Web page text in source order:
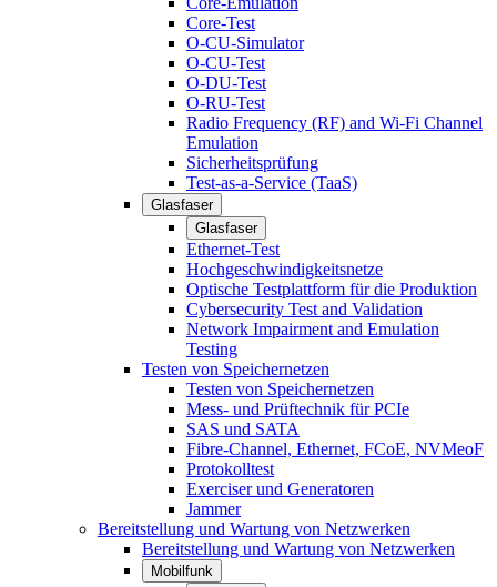
Core-Test
O-CU-Simulator
O-CU-Test
O-DU-Test
O-RU-Test
Radio Frequency (RF) and Wi-Fi Channel
Emulation
Sicherheitsprüfung
Test-as-a-Service (TaaS)
Glasfaser
Glasfaser
Ethernet-Test
Hochgeschwindigkeitsnetze
Optische Testplattform für die Produktion
Cybersecurity Test and Validation
Network Impairment and Emulation
Testing
Testen von Speichernetzen
Testen von Speichernetzen
Mess- und Prüftechnik für PCIe
SAS und SATA
Fibre-Channel, Ethernet, FCoE, NVMeoF
Protokolltest
Exerciser und Generatoren
Jammer
Bereitstellung und Wartung von Netzwerken
Bereitstellung und Wartung von Netzwerken
Mobilfunk